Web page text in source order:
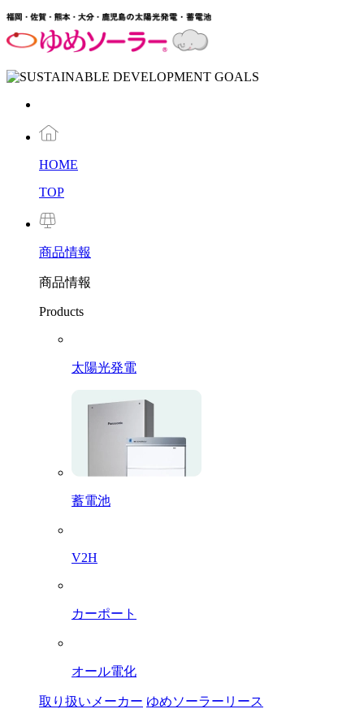
HOME
TOP
商品情報
商品情報
Products
太陽光発電
蓄電池
V2H
カーポート
オール電化
取り扱いメーカー ゆめソーラーリース